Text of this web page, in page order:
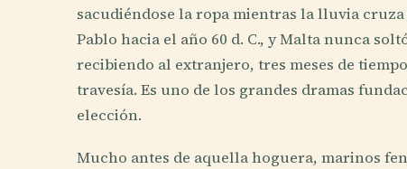
sacudiéndose la ropa mientras la lluvia
Pablo hacia el año 60 d. C., y Malta nunca
recibiendo al extranjero, tres meses de
travesía. Es uno de los grandes dramas
elección.
Mucho antes de aquella hoguera, marinos